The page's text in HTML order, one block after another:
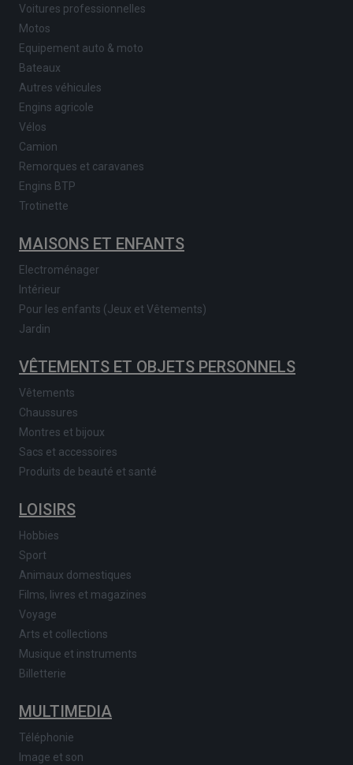
Voitures professionnelles
Motos
Equipement auto & moto
Bateaux
Autres véhicules
Engins agricole
Vélos
Camion
Remorques et caravanes
Engins BTP
Trotinette
MAISONS ET ENFANTS
Electroménager
Intérieur
Pour les enfants (Jeux et Vêtements)
Jardin
VÊTEMENTS ET OBJETS PERSONNELS
Vêtements
Chaussures
Montres et bijoux
Sacs et accessoires
Produits de beauté et santé
LOISIRS
Hobbies
Sport
Animaux domestiques
Films, livres et magazines
Voyage
Arts et collections
Musique et instruments
Billetterie
MULTIMEDIA
Téléphonie
Image et son